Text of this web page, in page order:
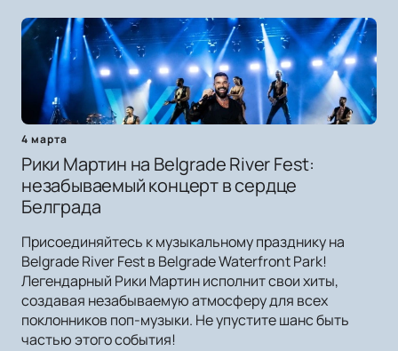
4 марта
Рики Мартин на Belgrade River Fest:
незабываемый концерт в сердце
Белграда
Присоединяйтесь к музыкальному празднику на
Belgrade River Fest в Belgrade Waterfront Park!
Легендарный Рики Мартин исполнит свои хиты,
создавая незабываемую атмосферу для всех
поклонников поп-музыки. Не упустите шанс быть
частью этого события!